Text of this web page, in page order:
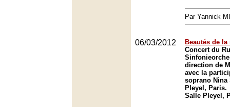
Par Yannick
06/03/2012
Beautés de la
Concert du
direction de
avec la
soprano Nina
Pleyel, Paris.
Salle Pleyel,